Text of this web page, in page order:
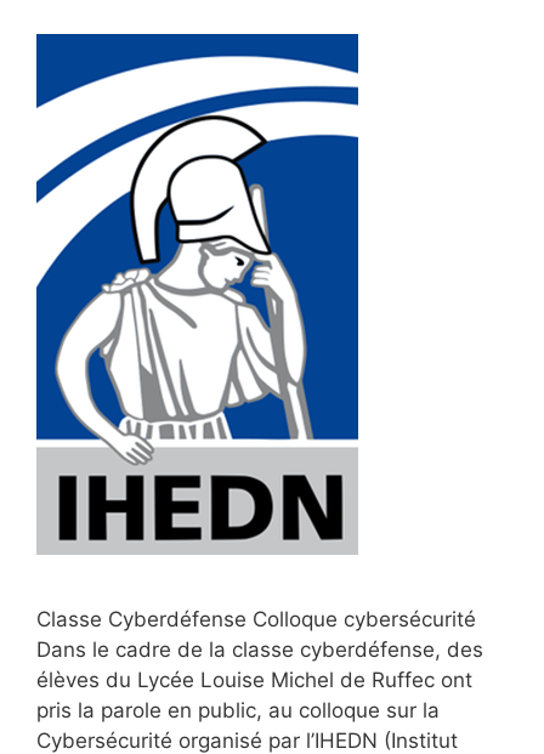
Classe Cyberdéfense Colloque cybersécurité
Dans le cadre de la classe cyberdéfense, des
élèves du Lycée Louise Michel de Ruffec ont
pris la parole en public, au colloque sur la
Cybersécurité organisé par l’IHEDN (Institut